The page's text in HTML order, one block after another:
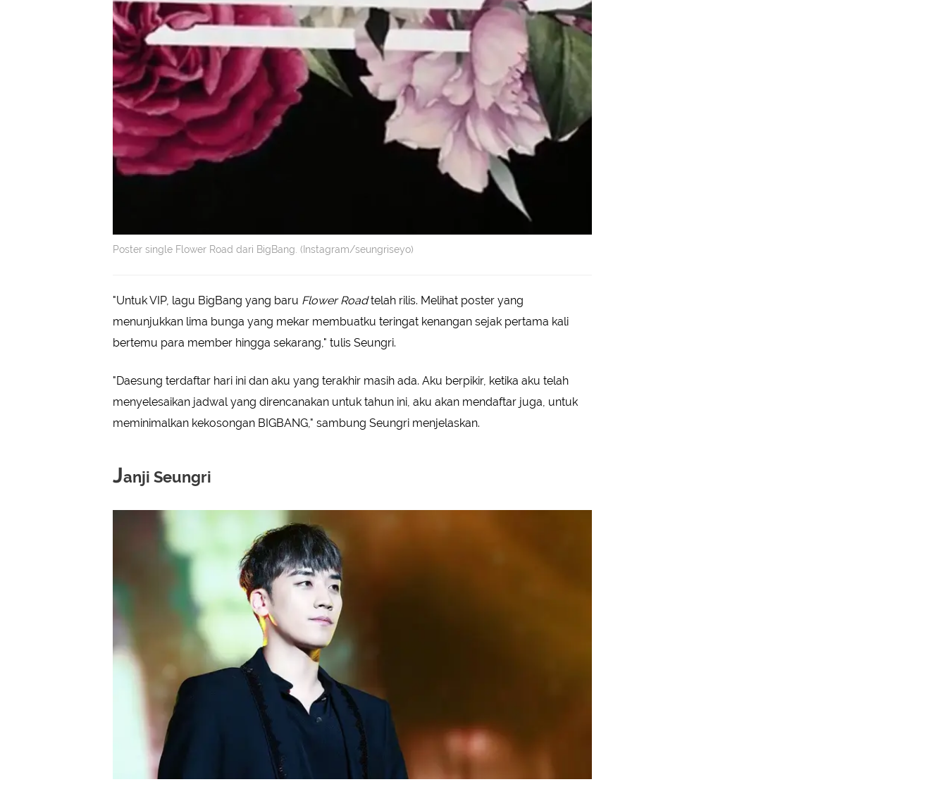
Poster single Flower Road dari BigBang. (Instagram/seungriseyo)
"Untuk VIP, lagu BigBang yang baru Flower Roadtelah rilis. Melihat poster yang
menunjukkan lima bunga yang mekar membuatku teringat kenangan sejak pertama kali
bertemu para member hingga sekarang," tulis Seungri.
"Daesung terdaftar hari ini dan aku yang terakhir masih ada. Aku berpikir, ketika aku telah
menyelesaikan jadwal yang direncanakan untuk tahun ini, aku akan mendaftar juga, untuk
meminimalkan kekosongan BIGBANG," sambung Seungri menjelaskan.
Janji Seungri